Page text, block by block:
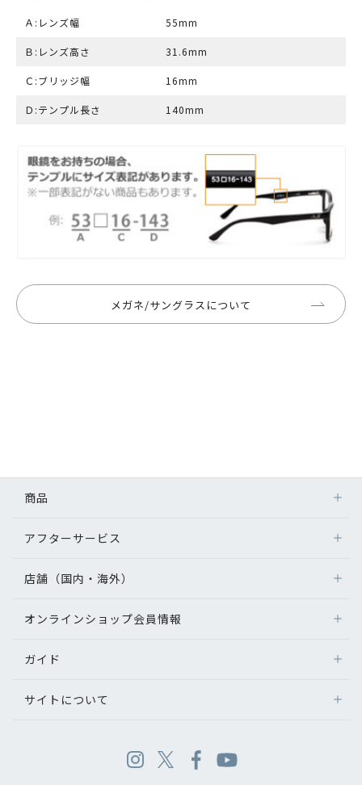
Ａ:レンズ幅 55mm
Ｂ:レンズ高さ 31.6mm
Ｃ:ブリッジ幅 16mm
Ｄ:テンプル長さ 140mm
メガネ/サングラスについて
商品
アフターサービス
店舗（国内・海外）
オンラインショップ会員情報
ガイド
サイトについて